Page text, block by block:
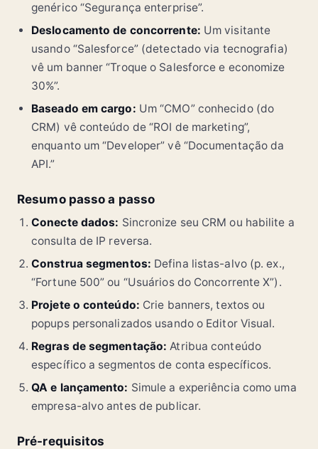
genérico “Segurança enterprise”.
Deslocamento de concorrente: Um visitante
usando “Salesforce” (detectado via tecnografia)
vê um banner “Troque o Salesforce e economize
30%”.
Baseado em cargo: Um “CMO” conhecido (do
CRM) vê conteúdo de “ROI de marketing”,
enquanto um “Developer” vê “Documentação da
API.”
Resumo passo a passo
Conecte dados: Sincronize seu CRM ou habilite a
consulta de IP reversa.
Construa segmentos: Defina listas-alvo (p. ex.,
“Fortune 500” ou “Usuários do Concorrente X”).
Projete o conteúdo: Crie banners, textos ou
popups personalizados usando o Editor Visual.
Regras de segmentação: Atribua conteúdo
específico a segmentos de conta específicos.
QA e lançamento: Simule a experiência como uma
empresa-alvo antes de publicar.
Pré-requisitos